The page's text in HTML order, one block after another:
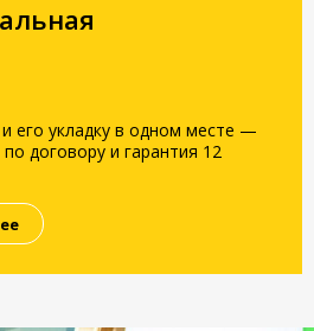
его укладку в одном месте —
договору и гарантия 12